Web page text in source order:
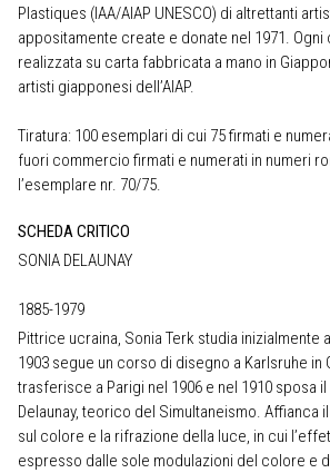
Plastiques (IAA/AIAP UNESCO) di altrettanti
appositamente create e donate nel 1971. Ogni
realizzata su carta fabbricata a mano in
artisti giapponesi dell’AIAP.
Tiratura: 100 esemplari di cui 75 firmati e
fuori commercio firmati e numerati in numeri
l’esemplare nr. 70/75.
SCHEDA CRITICO
SONIA DELAUNAY
1885-1979
Pittrice ucraina, Sonia Terk studia inizialmente
1903 segue un corso di disegno a Karlsruhe in
trasferisce a Parigi nel 1906 e nel 1910 sposa
Delaunay, teorico del Simultaneismo. Affianca
sul colore e la rifrazione della luce, in cui
espresso dalle sole modulazioni del colore e